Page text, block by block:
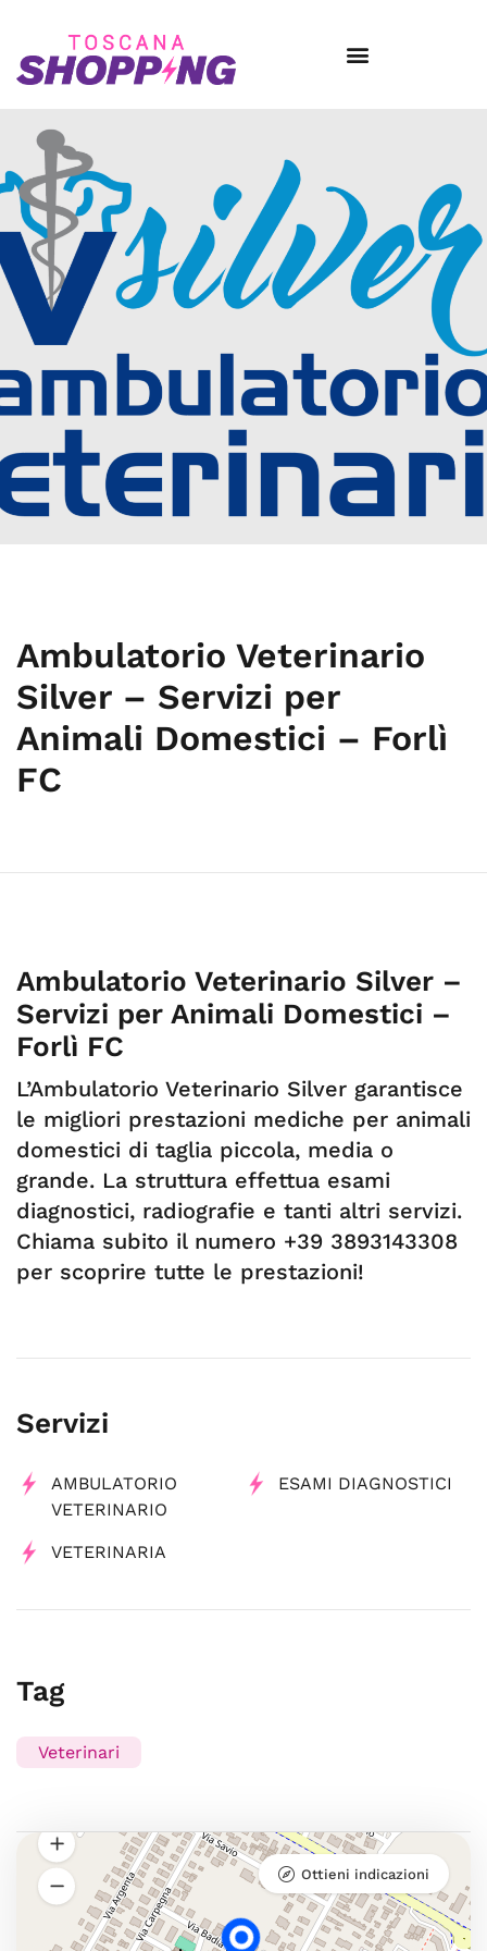
Ambulatorio Veterinario
Silver – Servizi per
Animali Domestici – Forlì
FC
Ambulatorio Veterinario Silver –
Servizi per Animali Domestici –
Forlì FC
L’Ambulatorio Veterinario Silver garantisce
le migliori prestazioni mediche per animali
domestici di taglia piccola, media o
grande. La struttura effettua esami
diagnostici, radiografie e tanti altri servizi.
Chiama subito il numero +39 3893143308
per scoprire tutte le prestazioni!
Servizi
AMBULATORIO
VETERINARIO
ESAMI DIAGNOSTICI
VETERINARIA
Tag
Veterinari
Ottieni indicazioni